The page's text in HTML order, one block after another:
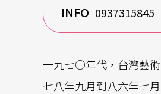
INFO 0937315845
一九七○年代，台灣藝
七八年九月到八六年七